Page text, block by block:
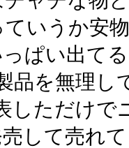
いうか安
ぱい出て
品を無理し
しただけで
して売れ